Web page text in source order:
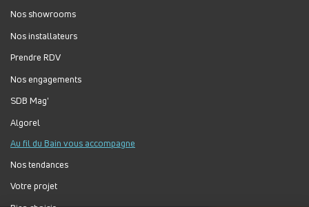
Nos showrooms
Nos installateurs
Prendre RDV
Nos engagements
SDB Mag'
Algorel
Au fil du Bain vous accompagne
Nos tendances
Votre projet